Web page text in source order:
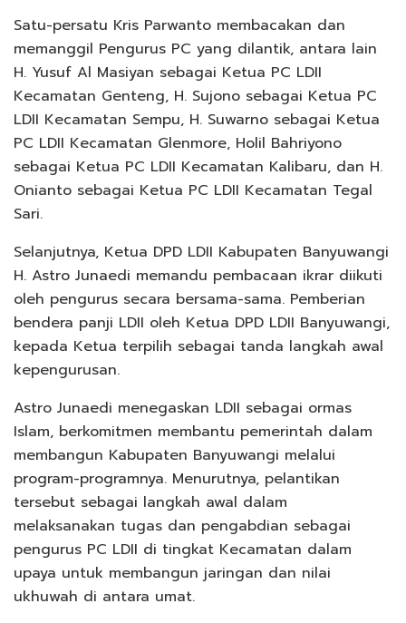
Satu-persatu Kris Parwanto membacakan dan
memanggil Pengurus PC yang dilantik, antara lain
H. Yusuf Al Masiyan sebagai Ketua PC LDII
Kecamatan Genteng, H. Sujono sebagai Ketua PC
LDII Kecamatan Sempu, H. Suwarno sebagai Ketua
PC LDII Kecamatan Glenmore, Holil Bahriyono
sebagai Ketua PC LDII Kecamatan Kalibaru, dan H.
Onianto sebagai Ketua PC LDII Kecamatan Tegal
Sari.
Selanjutnya, Ketua DPD LDII Kabupaten Banyuwangi
H. Astro Junaedi memandu pembacaan ikrar diikuti
oleh pengurus secara bersama-sama. Pemberian
bendera panji LDII oleh Ketua DPD LDII Banyuwangi,
kepada Ketua terpilih sebagai tanda langkah awal
kepengurusan.
Astro Junaedi menegaskan LDII sebagai ormas
Islam, berkomitmen membantu pemerintah dalam
membangun Kabupaten Banyuwangi melalui
program-programnya. Menurutnya, pelantikan
tersebut sebagai langkah awal dalam
melaksanakan tugas dan pengabdian sebagai
pengurus PC LDII di tingkat Kecamatan dalam
upaya untuk membangun jaringan dan nilai
ukhuwah di antara umat.